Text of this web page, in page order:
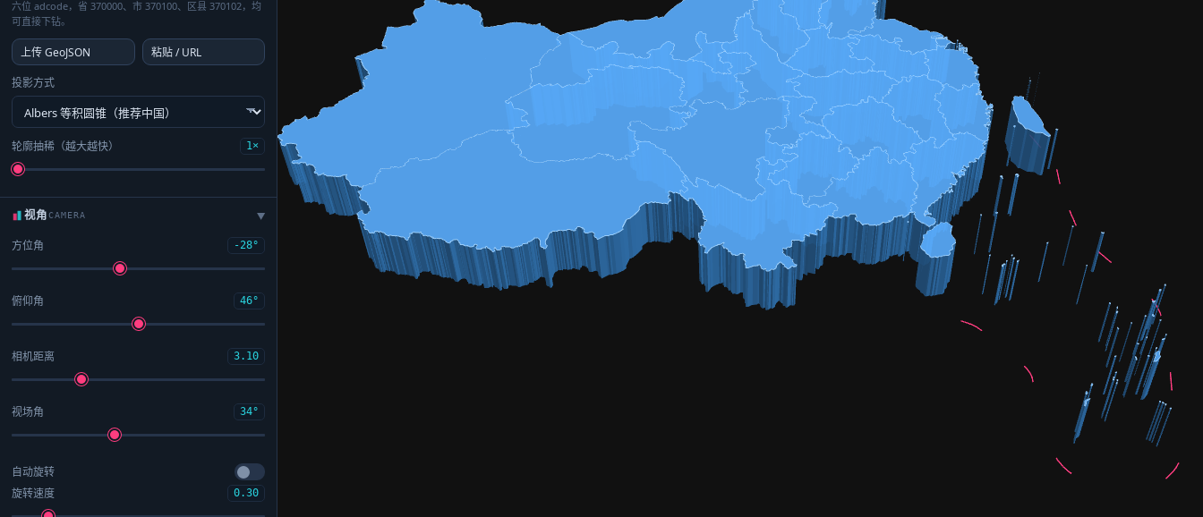
六位 adcode，省 370000、市 370100、区县 370102，均
可直接下钻。
上传 GeoJSON
粘贴 / URL
投影方式
轮廓抽稀（越大越快） 1×
视角CAMERA ▶
方位角 -28°
俯仰角 46°
相机距离 3.10
视场角 34°
自动旋转
旋转速度
0.30